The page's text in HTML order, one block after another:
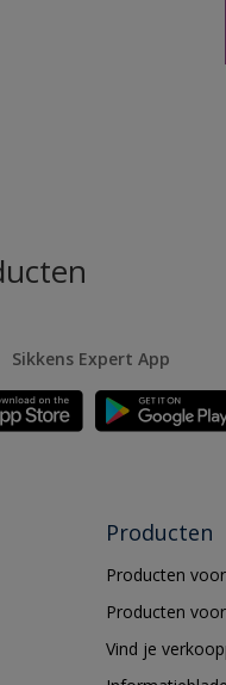
Sikkens Expert App
Producten
Producten
Producten
Vind je